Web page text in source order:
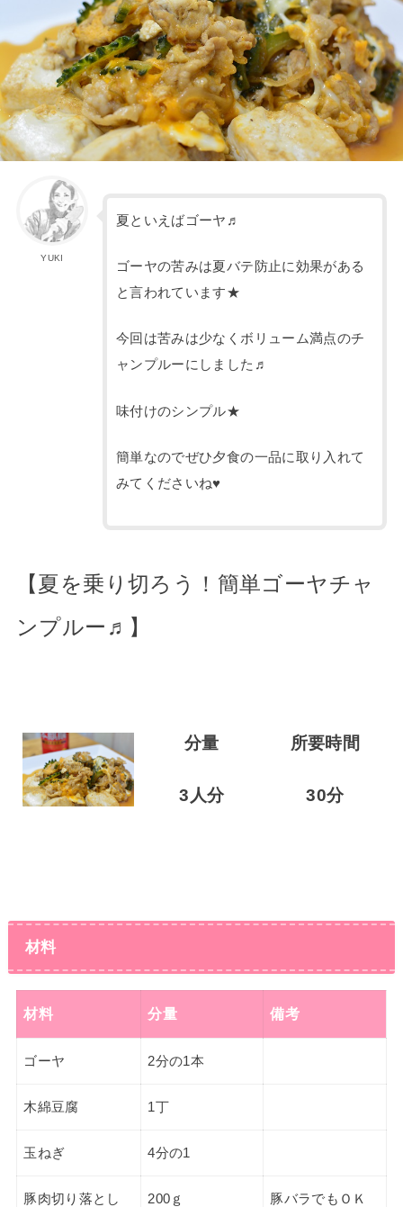
YUKI
夏といえばゴーヤ♬
ゴーヤの苦みは夏バテ防止に効果がある
と言われています★
今回は苦みは少なくボリューム満点のチ
ャンプルーにしました♬
味付けのシンプル★
簡単なのでぜひ夕食の一品に取り入れて
みてくださいね♥
【夏を乗り切ろう！簡単ゴーヤチャ
ンプルー♬】
分量
3人分
所要時間
30分
材料
材料 分量 備考
ゴーヤ 2分の1本
木綿豆腐 1丁
玉ねぎ 4分の1
豚肉切り落とし 200ｇ 豚バラでもＯＫ